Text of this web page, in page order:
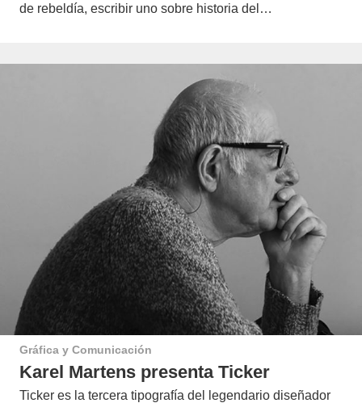
de rebeldía, escribir uno sobre historia del…
Gráfica y Comunicación
Karel Martens presenta Ticker
Ticker es la tercera tipografía del legendario diseñador